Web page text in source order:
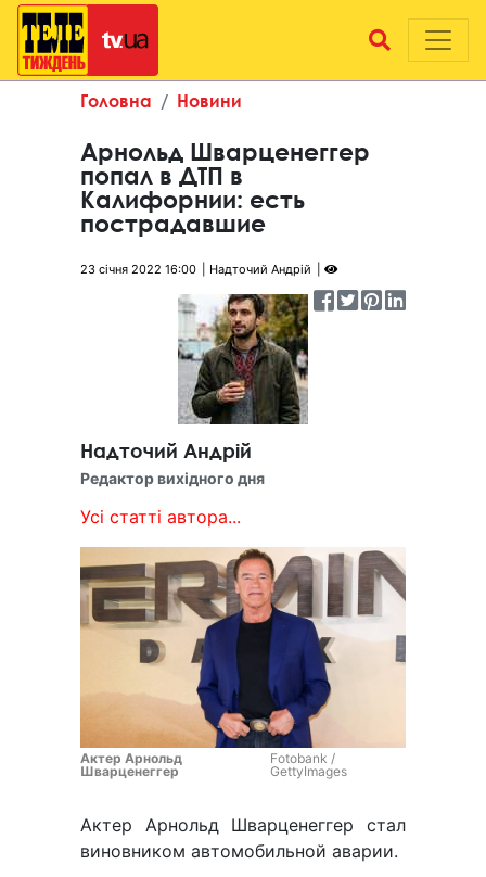
Головна Новини
Арнольд Шварценеггер
попал в ДТП в
Калифорнии: есть
пострадавшие
23 січня 2022 16:00 Надточий Андрій
Надточий Андрій
Редактор вихідного дня
Усі статті автора...
Актер Арнольд
Шварценеггер
Fotobank /
GettyImages
Актер Арнольд Шварценеггер стал
виновником автомобильной аварии.